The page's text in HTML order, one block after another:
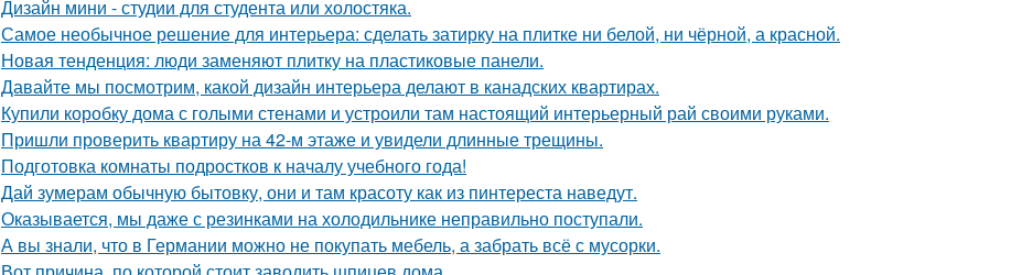
Дизайн мини - студии для студента или холостяка.
Самое необычное решение для интерьера: сделать затирку на плитке ни белой, ни чёрной, а красной.
Новая тенденция: люди заменяют плитку на пластиковые панели.
Давайте мы посмотрим, какой дизайн интерьера делают в канадских квартирах.
Купили коробку дома с голыми стенами и устроили там настоящий интерьерный рай своими руками.
Пришли проверить квартиру на 42-м этаже и увидели длинные трещины.
Подготовка комнаты подростков к началу учебного года!
Дай зумерам обычную бытовку, они и там красоту как из пинтереста наведут.
Оказывается, мы даже с резинками на холодильнике неправильно поступали.
А вы знали, что в Германии можно не покупать мебель, а забрать всё с мусорки.